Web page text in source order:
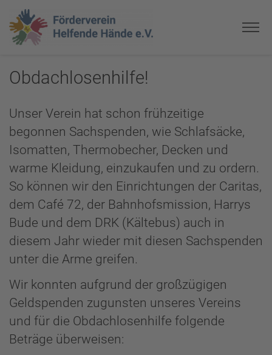
Obdachlosenhilfe!
Unser Verein hat schon frühzeitige
begonnen Sachspenden, wie Schlafsäcke,
Isomatten, Thermobecher, Decken und
warme Kleidung, einzukaufen und zu ordern.
So können wir den Einrichtungen der Caritas,
dem Café 72, der Bahnhofsmission, Harrys
Bude und dem DRK (Kältebus) auch in
diesem Jahr wieder mit diesen Sachspenden
unter die Arme greifen.
Wir konnten aufgrund der großzügigen
Geldspenden zugunsten unseres Vereins
und für die Obdachlosenhilfe folgende
Beträge überweisen: